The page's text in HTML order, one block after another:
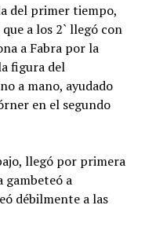
del primer tiempo,
a los 2` llegó con
a Fabra por la
figura del
a mano, ayudado
en el segundo
llegó por primera
gambeteó a
débilmente a las